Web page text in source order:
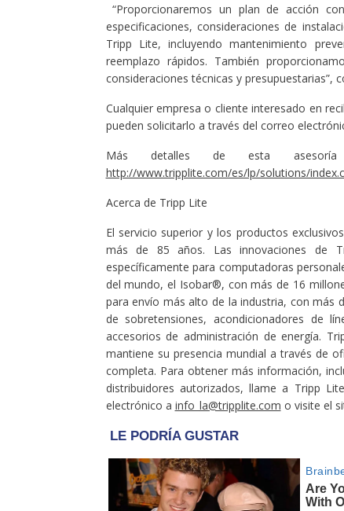
“Proporcionaremos un plan de acción
especificaciones, consideraciones de
Tripp Lite, incluyendo mantenimiento
reemplazo rápidos. También
consideraciones técnicas y presupuestarias”,
Cualquier empresa o cliente interesado en
pueden solicitarlo a través del correo
Más detalles de esta
http://www.tripplite.com/es/lp/solutions/
Acerca de Tripp Lite
El servicio superior y los productos
más de 85 años. Las innovaciones de
específicamente para computadoras
del mundo, el Isobar®, con más de 16
para envío más alto de la industria, con más
de sobretensiones, acondicionadores de
accesorios de administración de energía.
mantiene su presencia mundial a través de
completa. Para obtener más información,
distribuidores autorizados, llame a Tripp
electrónico a info_la@tripplite.com o visite el